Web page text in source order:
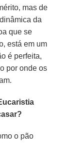
mas de
da
que se
está em um
é perfeita,
por onde os
o pão